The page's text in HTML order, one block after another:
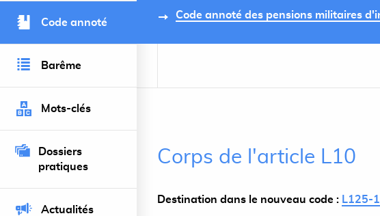
Code annoté
Barême
Mots-clés
Dossiers
pratiques
Actualités
Code annoté des pensions militaires
Corps de l'article L10
Destination dans le nouveau code : L125-1